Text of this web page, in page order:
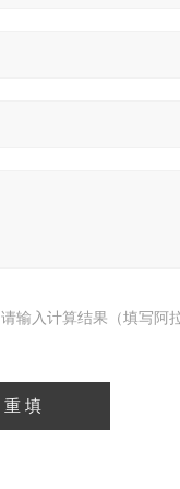
请输入计算结果（填写阿